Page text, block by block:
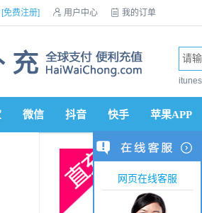
[免费注册]  用户中心  我的订单
微信 抖音 快手 苹果APP
网页在线客服